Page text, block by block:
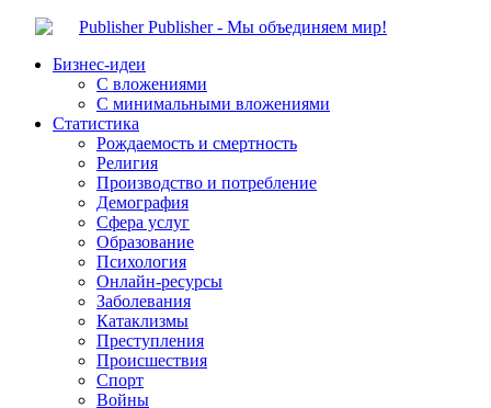
Publisher - Мы объединяем мир!
Бизнес-идеи
С вложениями
С минимальными вложениями
Статистика
Рождаемость и смертность
Религия
Производство и потребление
Демография
Сфера услуг
Образование
Психология
Онлайн-ресурсы
Заболевания
Катаклизмы
Преступления
Происшествия
Спорт
Войны